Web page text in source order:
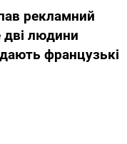
рекламний
дві людини
французькі